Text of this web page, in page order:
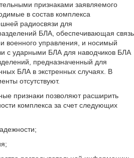
признаками заявляемого
в состав комплекса
радиосвязи для
БЛА, обеспечивающая связь
военного управления, и носимый
с ударными БЛА для наводчиков БЛА
предназначенный для
БЛА в экстренных случаях. В
отсутствуют.
признаки позволяют расширить
комплекса за счет следующих